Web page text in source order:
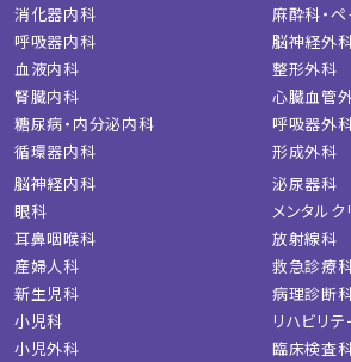
消化器内科
呼吸器内科
血液内科
腎臓内科
糖尿病・内分泌内科
循環器内科
麻酔科・ペ
脳神経外
整形外科
心臓血管
呼吸器外
形成外科
脳神経内科
眼科
耳鼻咽喉科
産婦人科
新生児科
小児科
小児外科
泌尿器科
メンタルク
放射線科
救急診療
病理診断
リハビリ
臨床検査